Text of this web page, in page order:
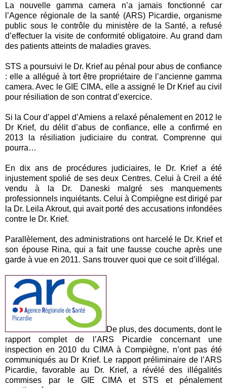
La nouvelle gamma camera n’a jamais fonctionné car
l’Agence régionale de la santé (ARS) Picardie, organisme
public sous le contrôle du ministère de la Santé, a refusé
d’effectuer la visite de conformité obligatoire. Au grand dam
des patients atteints de maladies graves.
STS a poursuivi le Dr. Krief au pénal pour abus de confiance
: elle a allégué à tort être propriétaire de l’ancienne gamma
camera. Avec le GIE CIMA, elle a assigné le Dr Krief au civil
pour résiliation de son contrat d’exercice.
Si la Cour d’appel d’Amiens a relaxé pénalement en 2012 le
Dr Krief, du délit d’abus de confiance, elle a confirmé en
2013 la résiliation judiciaire du contrat. Comprenne qui
pourra…
En dix ans de procédures judiciaires, le Dr. Krief a été
injustement spolié de ses deux Centres. Celui à Creil a été
vendu à la Dr. Daneski malgré ses manquements
professionnels inquiétants. Celui à Compiègne est dirigé par
la Dr. Leila Akrout, qui avait porté des accusations infondées
contre le Dr. Krief.
Parallèlement, des administrations ont harcelé le Dr. Krief et
son épouse Rina, qui a fait une fausse couche après une
garde à vue en 2011. Sans trouver quoi que ce soit d’illégal.
De plus, des documents, dont le
rapport complet de l’ARS Picardie concernant une
inspection en 2010 du CIMA à Compiègne, n’ont pas été
communiqués au Dr Krief. Le rapport préliminaire de l’ARS
Picardie, favorable au Dr. Krief, a révélé des illégalités
commises par le GIE CIMA et STS et pénalement